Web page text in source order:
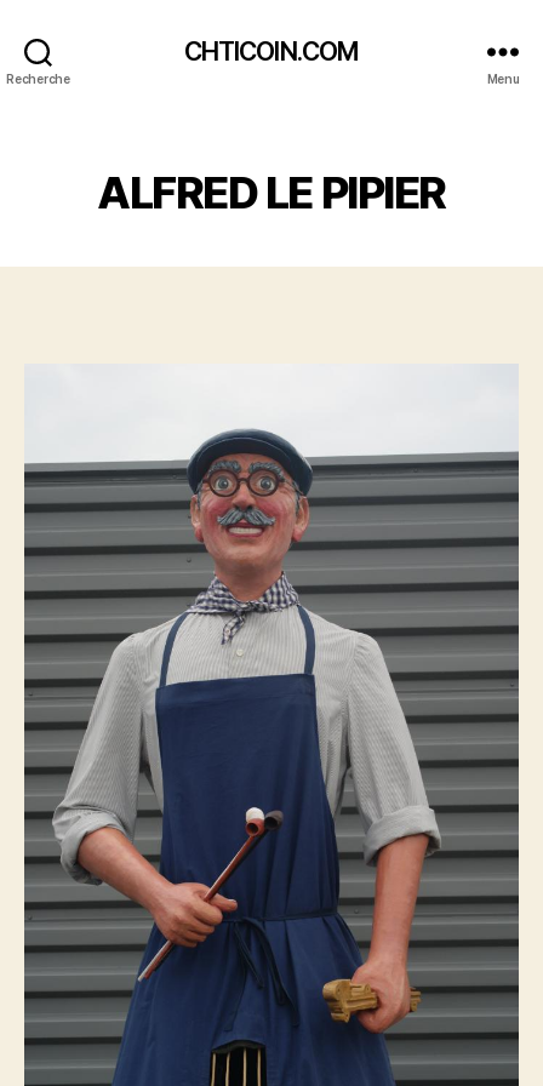
Recherche
CHTICOIN.COM
Menu
ALFRED LE PIPIER